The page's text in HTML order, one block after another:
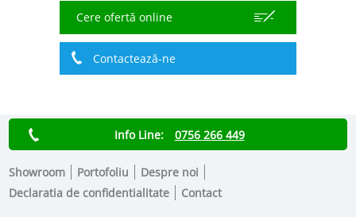
Cere ofertă online
Contactează-ne
Info Line: 0756 266 449
Showroom Portofoliu
Despre noi
Declaratia de confidentialitate
Contact